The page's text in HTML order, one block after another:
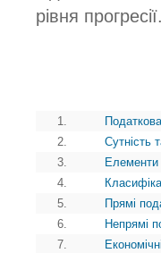
рівня прогресії.
1.
2.
Сутність
3.
Елементи
4.
5.
Прямі
6.
Непрямі
7.